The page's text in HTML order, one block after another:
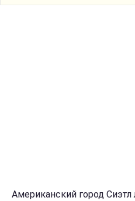
Американский город